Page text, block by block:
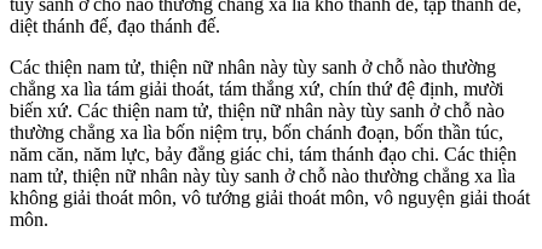
tùy sanh ở chỗ nào thường chẳng xa lìa khổ thánh đế, tập thánh đế,
diệt thánh đế, đạo thánh đế.
Các thiện nam tử, thiện nữ nhân này tùy sanh ở chỗ nào thường
chẳng xa lìa tám giải thoát, tám thắng xứ, chín thứ đệ định, mười
biến xứ. Các thiện nam tử, thiện nữ nhân này tùy sanh ở chỗ nào
thường chẳng xa lìa bốn niệm trụ, bốn chánh đoạn, bốn thần túc,
năm căn, năm lực, bảy đẳng giác chi, tám thánh đạo chi. Các thiện
nam tử, thiện nữ nhân này tùy sanh ở chỗ nào thường chẳng xa lìa
không giải thoát môn, vô tướng giải thoát môn, vô nguyện giải thoát
môn.